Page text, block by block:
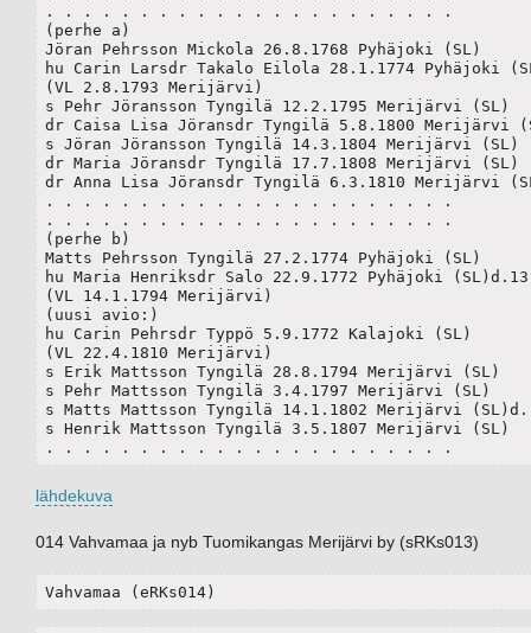
. . . . . . . . . . . . . . . . . . . . . .
(perhe a)
Jöran Pehrsson Mickola 26.8.1768 Pyhäjoki (SL)
hu Carin Larsdr Takalo Eilola 28.1.1774 Pyhäjoki
(VL 2.8.1793 Merijärvi)
s Pehr Jöransson Tyngilä 12.2.1795 Merijärvi (SL)
dr Caisa Lisa Jöransdr Tyngilä 5.8.1800 Merijärvi
s Jöran Jöransson Tyngilä 14.3.1804 Merijärvi (SL)
dr Maria Jöransdr Tyngilä 17.7.1808 Merijärvi (SL)
dr Anna Lisa Jöransdr Tyngilä 6.3.1810 Merijärvi
. . . . . . . . . . . . . . . . . . . . . .
. . . . . . . . . . . . . . . . . . . . . .
(perhe b)
Matts Pehrsson Tyngilä 27.2.1774 Pyhäjoki (SL)
hu Maria Henriksdr Salo 22.9.1772 Pyhäjoki
(VL 14.1.1794 Merijärvi)
(uusi avio:)
hu Carin Pehrsdr Typpö 5.9.1772 Kalajoki (SL)
(VL 22.4.1810 Merijärvi)
s Erik Mattsson Tyngilä 28.8.1794 Merijärvi (SL)
s Pehr Mattsson Tyngilä 3.4.1797 Merijärvi (SL)
s Matts Mattsson Tyngilä 14.1.1802 Merijärvi (SL)d.
s Henrik Mattsson Tyngilä 3.5.1807 Merijärvi (SL)
. . . . . . . . . . . . . . . . . . . . . .
lähdekuva
014 Vahvamaa ja nyb Tuomikangas Merijärvi by (sRKs013)
Vahvamaa (eRKs014)